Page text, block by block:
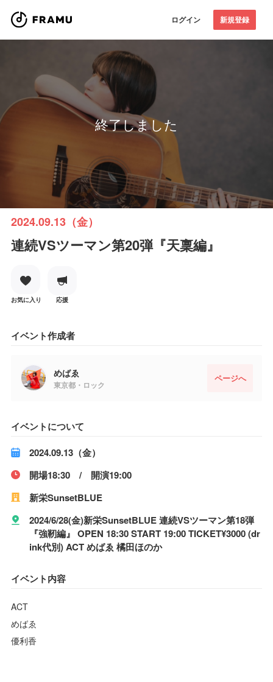
ログイン 新規登録
終了しました
2024.09.13（金）
連続VSツーマン第20弾『天稟編』
お気に入り 応援
イベント作成者
めばゑ
東京都・ロック
ページへ
イベントについて
2024.09.13（金）
開場18:30 / 開演19:00
新栄SunsetBLUE
2024/6/28(金)新栄SunsetBLUE 連続VSツーマン第18弾
『強靭編』 OPEN 18:30 START 19:00 TICKET¥3000 (dr
ink代別) ACT めばゑ 橘田ほのか
イベント内容
ACT
めばゑ
優利香